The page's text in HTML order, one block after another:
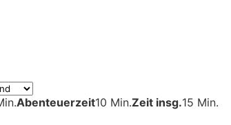
Abenteuerzeit10 Min.Zeit insg.15 Min.